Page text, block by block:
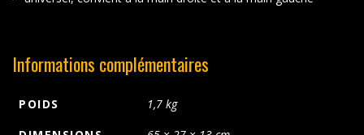
Informations complémentaires
POIDS
1,7 kg